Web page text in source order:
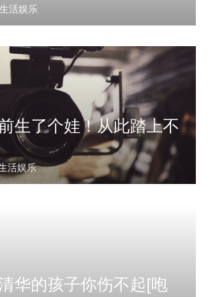
生活娱乐
生了个娃！从此踏上不
活娱乐
华的孩子你伤不起[咆